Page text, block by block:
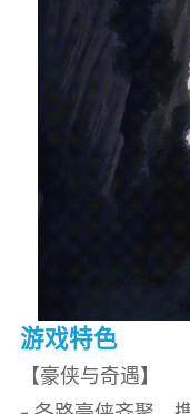
游戏特色
【豪侠与奇遇】